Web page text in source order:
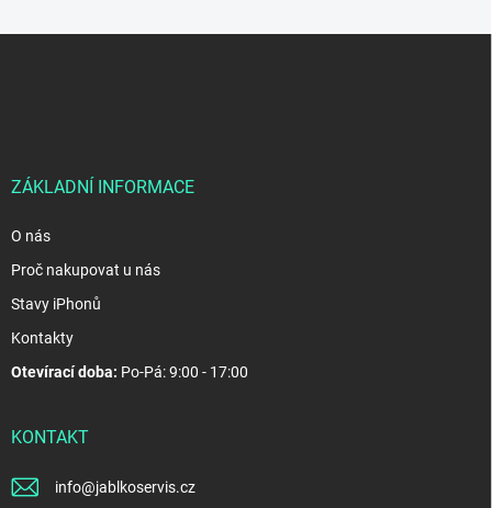
ZÁKLADNÍ INFORMACE
O nás
Proč nakupovat u nás
Stavy iPhonů
Kontakty
Otevírací doba: Po-Pá: 9:00 - 17:00
KONTAKT
info@jablkoservis.cz